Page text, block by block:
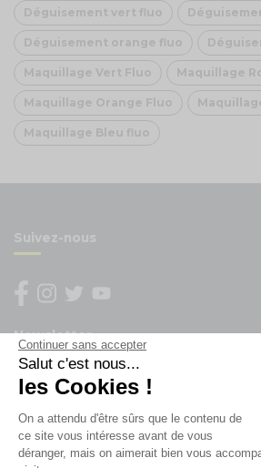
Continuer sans accepter
Salut c'est nous...
les Cookies !
On a attendu d'être sûrs que le contenu de
ce site vous intéresse avant de vous
déranger, mais on aimerait bien vous
Déguisement vert fluo
Déguisement orange fluo
Maquillage Vert Fluo Maquillage
Maquillage Orange Fluo
Maquillage Bleu fluo
Suivez-nous
Newsletter
Enregistrez vous à la
Restez à l'actualité sur nos produits
moment